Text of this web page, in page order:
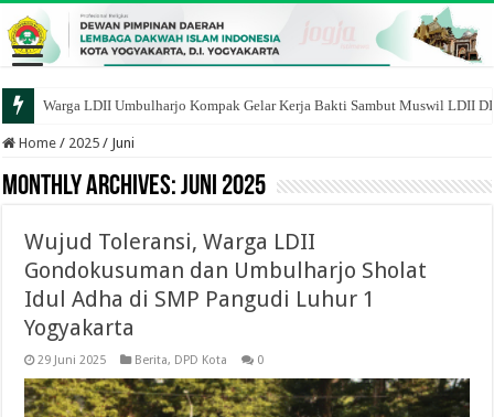
Warga LDII Umbulharjo Kompak Gelar Kerja Bakti Sambut Muswil LDII
Home / 2025 / Juni
Monthly Archives:Juni 2025
Wujud Toleransi, Warga LDII
Gondokusuman dan Umbulharjo Sholat
Idul Adha di SMP Pangudi Luhur 1
Yogyakarta
29 Juni 2025 Berita, DPD Kota 0